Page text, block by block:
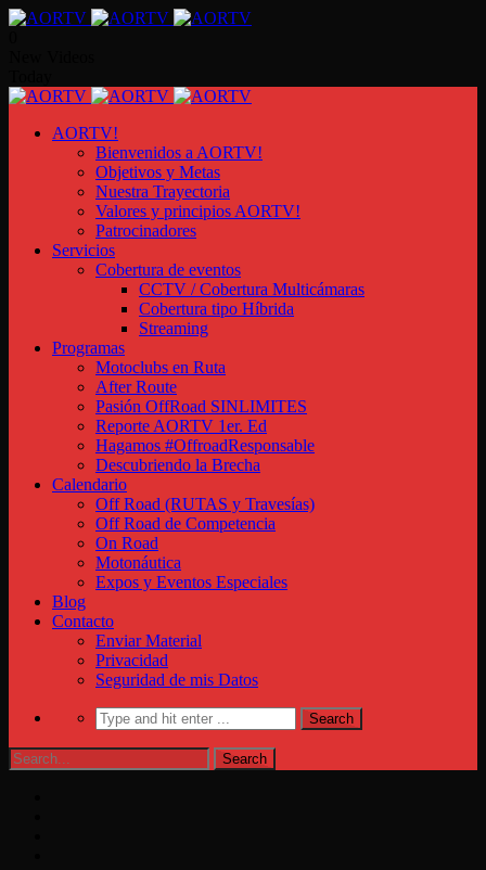
AORTV!
Bienvenidos a AORTV!
Objetivos y Metas
Nuestra Trayectoria
Valores y principios AORTV!
Patrocinadores
Servicios
Cobertura de eventos
CCTV / Cobertura Multicámaras
Cobertura tipo Híbrida
Streaming
Programas
Motoclubs en Ruta
After Route
Pasión OffRoad SINLIMITES
Reporte AORTV 1er. Ed
Hagamos #OffroadResponsable
Descubriendo la Brecha
Calendario
Off Road (RUTAS y Travesías)
Off Road de Competencia
On Road
Motonáutica
Expos y Eventos Especiales
Blog
Contacto
Enviar Material
Privacidad
Seguridad de mis Datos